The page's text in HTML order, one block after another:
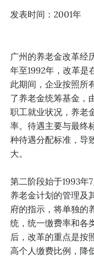
发表时间：2001年
广州的养老金改革经
年至1992年，改革是
此期间，企业按照所
了养老金统筹基金，
职工就业状况，养老
率。待遇主要与最终
种待遇分配标准，导
大。
第二阶段始于1993年
养老金计划的管理及
府的指示，将单独的
统，统一缴费率和各
后，改革的重点是按
高个人缴费比例，降